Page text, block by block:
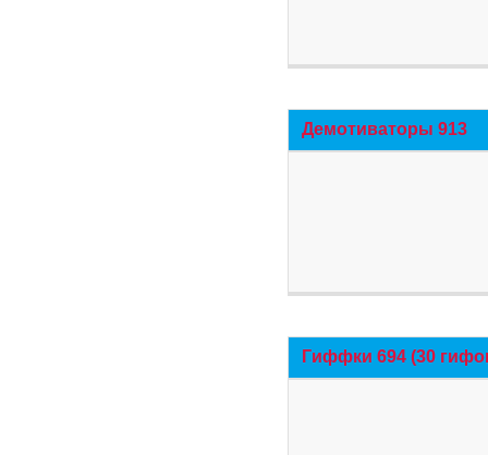
Демотиваторы 913
Гиффки 694 (30